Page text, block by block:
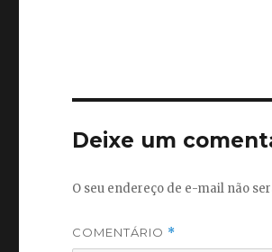
Deixe um
O seu endereço de e-mail não
COMENTÁRIO *